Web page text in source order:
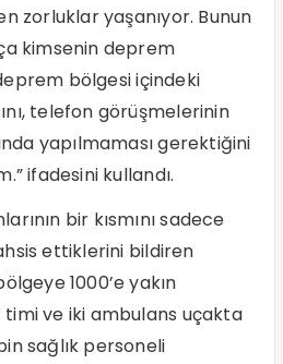
zorluklar yaşanıyor. Bunun
kimsenin deprem
bölgesi içindeki
telefon görüşmelerinin
yapılmaması gerektiğini
ifadesini kullandı.
bir kısmını sadece
ettiklerini bildiren
1000’e yakın
timi ve iki ambulans uçakta
sağlık personeli